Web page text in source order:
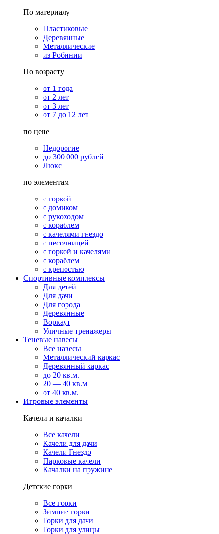
По материалу
Пластиковые
Деревянные
Металлические
из Робинии
По возрасту
от 1 года
от 2 лет
от 3 лет
от 7 до 12 лет
по цене
Недорогие
до 300 000 рублей
Люкс
по элементам
с горкой
с домиком
с рукоходом
с кораблем
с качелями гнездо
с песочницей
с горкой и качелями
с кораблем
с крепостью
Спортивные комплексы
Для детей
Для дачи
Для города
Деревянные
Воркаут
Уличные тренажеры
Теневые навесы
Все навесы
Металлический каркас
Деревянный каркас
до 20 кв.м.
20 — 40 кв.м.
от 40 кв.м.
Игровые элементы
Качели и качалки
Все качели
Качели для дачи
Качели Гнездо
Парковые качели
Качалки на пружине
Детские горки
Все горки
Зимние горки
Горки для дачи
Горки для улицы